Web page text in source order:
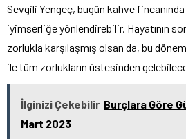
Sevgili Yengeç, bugün kahve
iyimserliğe yönlendirebilir. Hayatının
zorlukla karşılaşmış olsan da, bu
ile tüm zorlukların üstesinden
İlginizi Çekebilir Burçlara Göre
Mart 2023